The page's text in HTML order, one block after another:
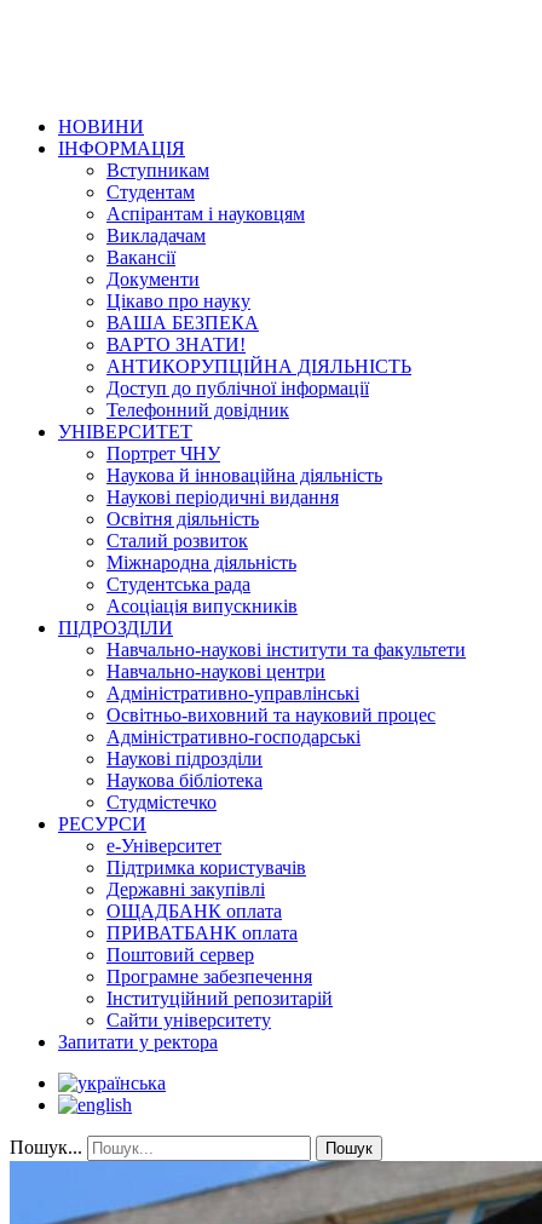
НОВИНИ
ІНФОРМАЦІЯ
Вступникам
Студентам
Аспірантам і науковцям
Викладачам
Вакансії
Документи
Цікаво про науку
ВАША БЕЗПЕКА
ВАРТО ЗНАТИ!
АНТИКОРУПЦІЙНА ДІЯЛЬНІСТЬ
Доступ до публічної інформації
Телефонний довідник
УНІВЕРСИТЕТ
Портрет ЧНУ
Наукова й інноваційна діяльність
Наукові періодичні видання
Освітня діяльність
Сталий розвиток
Міжнародна діяльність
Студентська рада
Асоціація випускників
ПІДРОЗДІЛИ
Навчально-наукові інститути та факультети
Навчально-наукові центри
Адміністративно-управлінські
Освітньо-виховний та науковий процес
Адміністративно-господарські
Наукові підрозділи
Наукова бібліотека
Студмістечко
РЕСУРСИ
е-Університет
Підтримка користувачів
Державні закупівлі
ОЩАДБАНК оплата
ПРИВАТБАНК оплата
Поштовий сервер
Програмне забезпечення
Інституційний репозитарій
Сайти університету
Запитати у ректора
Пошук... Пошук